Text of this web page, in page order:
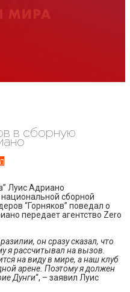
в сборную
Луис Адриано
сборной
“Горняков” поведал о
передает агентство Zero
он сразу сказал, что
я рассчитывал на вызов.
на виду в мире, а наш клуб
арене. Поэтому я должен
Дунги“, – заявил Луис